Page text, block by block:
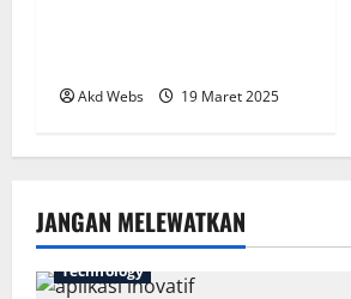
Akd Webs 19 Maret 2025
JANGAN MELEWATKAN
Technology